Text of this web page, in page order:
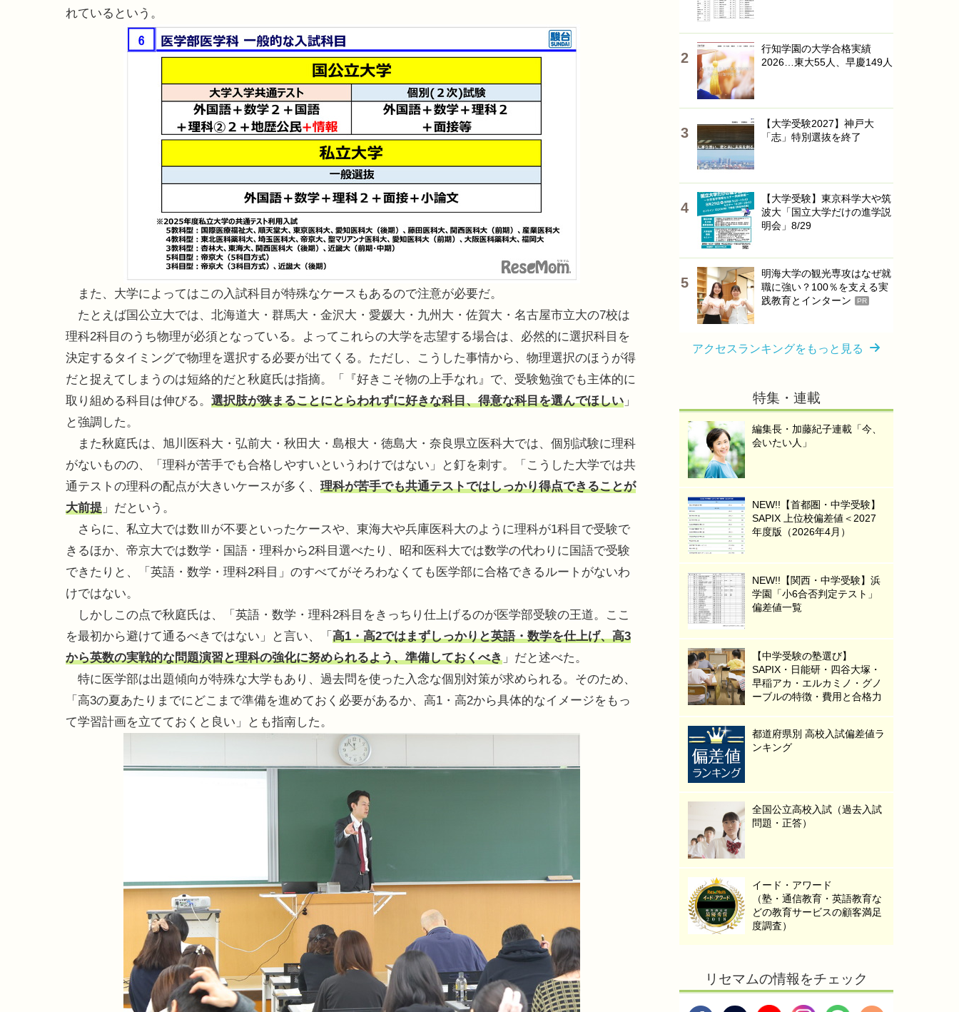
れているという。
また、大学によってはこの入試科目が特殊なケースもあるので注意が必要だ。
たとえば国公立大では、北海道大・群馬大・金沢大・愛媛大・九州大・佐賀大・名古屋市立大の7校は
理科2科目のうち物理が必須となっている。よってこれらの大学を志望する場合は、必然的に選択科目を
決定するタイミングで物理を選択する必要が出てくる。ただし、こうした事情から、物理選択のほうが得
だと捉えてしまうのは短絡的だと秋庭氏は指摘。「『好きこそ物の上手なれ』で、受験勉強でも主体的に
取り組める科目は伸びる。 選択肢が狭まることにとらわれずに好きな科目、得意な科目を選んでほしい 」
と強調した。
また秋庭氏は、旭川医科大・弘前大・秋田大・島根大・徳島大・奈良県立医科大では、個別試験に理科
がないものの、「理科が苦手でも合格しやすいというわけではない」と釘を刺す。「こうした大学では共
通テストの理科の配点が大きいケースが多く、 理科が苦手でも共通テストではしっかり得点できることが
大前提 」だという。
さらに、私立大では数Ⅲが不要といったケースや、東海大や兵庫医科大のように理科が1科目で受験で
きるほか、帝京大では数学・国語・理科から2科目選べたり、昭和医科大では数学の代わりに国語で受験
できたりと、「英語・数学・理科2科目」のすべてがそろわなくても医学部に合格できるルートがないわ
けではない。
しかしこの点で秋庭氏は、「英語・数学・理科2科目をきっちり仕上げるのが医学部受験の王道。ここ
を最初から避けて通るべきではない」と言い、「 高1・高2ではまずしっかりと英語・数学を仕上げ、高3
から英数の実戦的な問題演習と理科の強化に努められるよう、準備しておくべき 」だと述べた。
特に医学部は出題傾向が特殊な大学もあり、過去問を使った入念な個別対策が求められる。そのため、
「高3の夏あたりまでにどこまで準備を進めておく必要があるか、高1・高2から具体的なイメージをもっ
て学習計画を立てておくと良い」とも指南した。
行知学園の大学合格実績
2026…東大55人、早慶149人
【大学受験2027】神戸大
「志」特別選抜を終了
【大学受験】東京科学大や筑
波大「国立大学だけの進学説
明会」8/29
明海大学の観光専攻はなぜ就
職に強い？100％を支える実
践教育とインターン
PR
アクセスランキングをもっと見る
特集・連載
編集長・加藤紀子連載「今、
会いたい人」
NEW!!【首都圏・中学受験】
SAPIX 上位校偏差値＜2027
年度版（2026年4月）
NEW!!【関西・中学受験】浜
学園「小6合否判定テスト」
偏差値一覧
【中学受験の塾選び】
SAPIX・日能研・四谷大塚・
早稲アカ・エルカミノ・グノ
ーブルの特徴・費用と合格力
都道府県別 高校入試偏差値ラ
ンキング
全国公立高校入試（過去入試
問題・正答）
イード・アワード
（塾・通信教育・英語教育な
どの教育サービスの顧客満足
度調査）
リセマムの情報をチェック